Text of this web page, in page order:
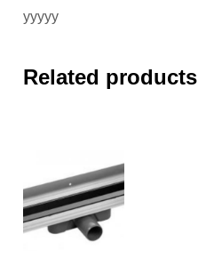
yyyyy
Related products